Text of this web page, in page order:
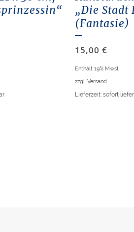
„Die Stadt
(Fantasie)
15,00 €
Enthält 19% Mwst
zzgl. Versand
Lieferzeit: sofort